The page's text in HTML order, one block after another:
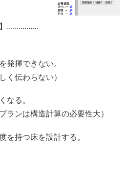
................
発揮できない。
く伝わらない）
なる。
ランは構造計算の必要性大）
を持つ床を設計する。